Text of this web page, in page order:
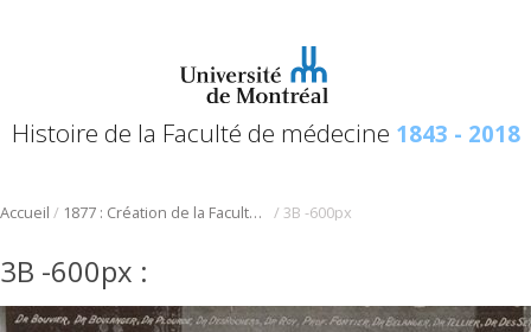
Histoire de la Faculté de médecine 1843 - 2018
Accueil / 1877 : Création de la Faculté de médecine de la succursale de l’Université Laval à Montréal /3B -600px
3B -600px :